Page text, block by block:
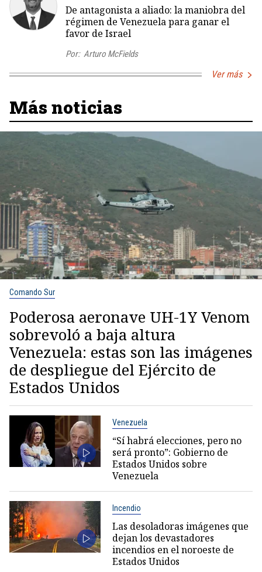
De antagonista a aliado: la maniobra del
régimen de Venezuela para ganar el
favor de Israel
Por: Arturo McFields
Ver más
Más noticias
Comando Sur
Poderosa aeronave UH-1Y Venom
sobrevoló a baja altura
Venezuela: estas son las imágenes
de despliegue del Ejército de
Estados Unidos
Venezuela
“Sí habrá elecciones, pero no
será pronto”: Gobierno de
Estados Unidos sobre
Venezuela
Incendio
Las desoladoras imágenes que
dejan los devastadores
incendios en el noroeste de
Estados Unidos